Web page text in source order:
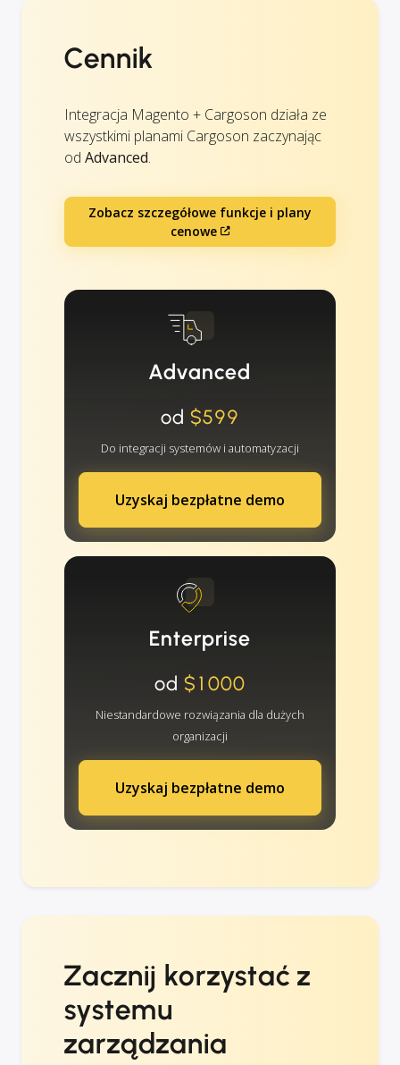
Cennik
Integracja Magento + Cargoson działa ze
wszystkimi planami Cargoson zaczynając
od Advanced.
Zobacz szczegółowe funkcje i plany
cenowe
Advanced
od $599
Do integracji systemów i automatyzacji
Uzyskaj bezpłatne demo
Enterprise
od $1000
Niestandardowe rozwiązania dla dużych
organizacji
Uzyskaj bezpłatne demo
Zacznij korzystać z
systemu
zarządzania